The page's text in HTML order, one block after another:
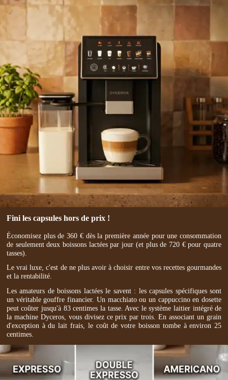
superautomatique
réservoir
lait
Fini les capsules hors de prix !
Économisez plus de 360 € dès la première année pour une consommation
de seulement deux boissons lactées par jour (et plus de 720 € pour quatre
tasses).
Le vrai luxe, c'est de ne plus avoir à choisir entre vos recettes gourmandes
et la rentabilité.
Les amateurs de boissons lactées le savent : les capsules spécifiques sont
un véritable gouffre financier. Un macchiato ou un cappuccino en dosette
peut coûter jusqu'à 83 centimes la tasse. Avec le système laitier intégré de
la machine Dyceros, vous divisez ce prix par trois. En associant un grain
d'exception à du lait frais, le coût de votre boisson tombe à environ 25
centimes.